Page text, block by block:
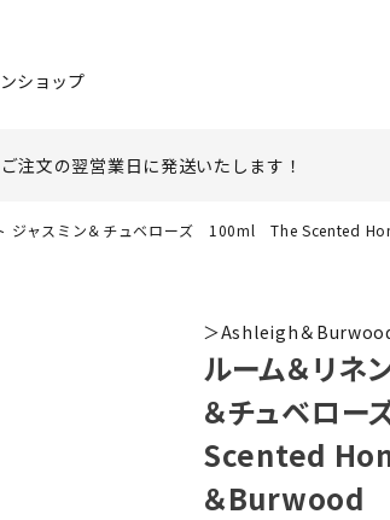
ショップ
ご注文の翌営業日に発送いたします！
ジャスミン＆チュベローズ 100ml The Scented
＞Ashleigh＆
ルーム＆リネ
＆チュベロ
Scented
＆Burwood